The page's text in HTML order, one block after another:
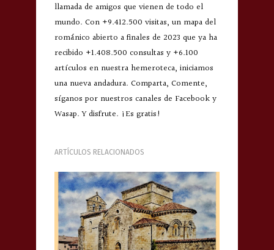
llamada de amigos que vienen de todo el
mundo. Con +9.412.500 visitas, un mapa del
románico abierto a finales de 2023 que ya ha
recibido +1.408.500 consultas y +6.100
artículos en nuestra hemeroteca, iniciamos
una nueva andadura. Comparta, Comente,
síganos por nuestros canales de Facebook y
Wasap. Y disfrute. ¡Es gratis!
ARTÍCULOS RELACIONADOS